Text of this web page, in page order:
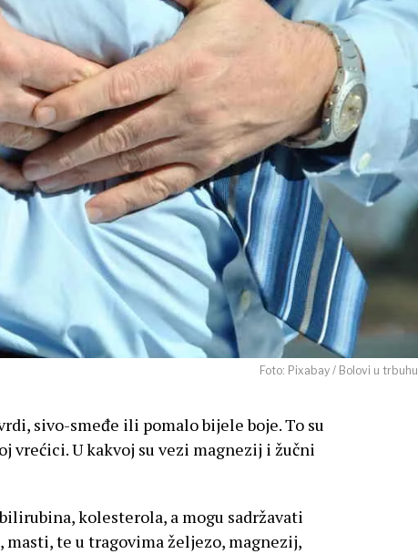
Foto: Pixabay / Bolovi u trbuhu
sivo-smeđe ili pomalo bijele boje. To su
vrećici. U kakvoj su vezi magnezij i žučni
kolesterola, a mogu sadržavati
te u tragovima željezo, magnezij,